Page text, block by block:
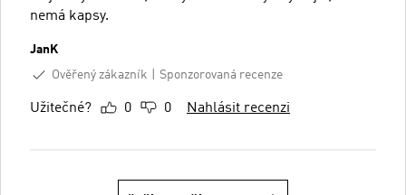
nemá kapsy.
JanK
Ověřený zákazník
Sponzorovaná recenze
Užitečné? 0 0 Nahlásit recenzi